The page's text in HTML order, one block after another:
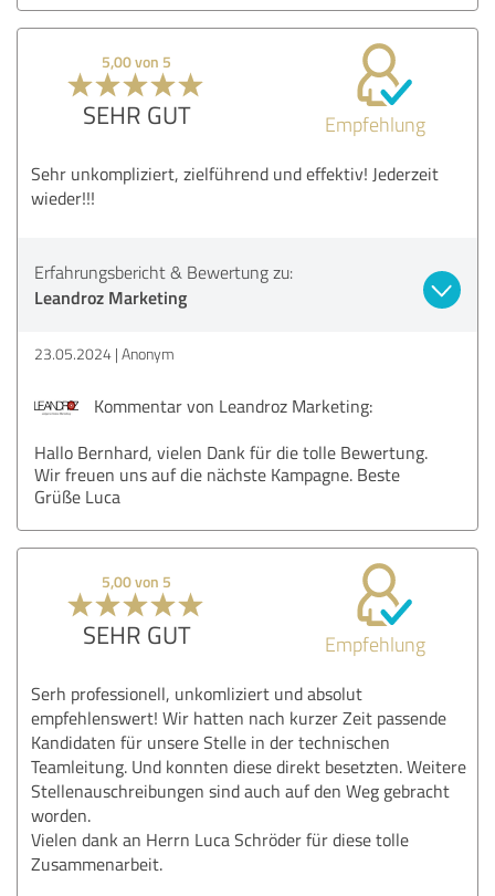
5,00 von 5
SEHR GUT Empfehlung
Sehr unkompliziert, zielführend und effektiv! Jederzeit
wieder!!!
Erfahrungsbericht & Bewertung zu:
Leandroz Marketing
23.05.2024 Anonym
Kommentar von Leandroz Marketing:
Hallo Bernhard, vielen Dank für die tolle Bewertung.
Wir freuen uns auf die nächste Kampagne. Beste
Grüße Luca
5,00 von 5
SEHR GUT Empfehlung
Serh professionell, unkomliziert und absolut
empfehlenswert! Wir hatten nach kurzer Zeit passende
Kandidaten für unsere Stelle in der technischen
Teamleitung. Und konnten diese direkt besetzten. Weitere
Stellenauschreibungen sind auch auf den Weg gebracht
worden.
Vielen dank an Herrn Luca Schröder für diese tolle
Zusammenarbeit.